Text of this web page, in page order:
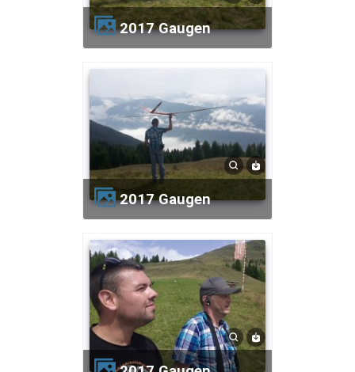
2017 Gaugen
2017 Gaugen